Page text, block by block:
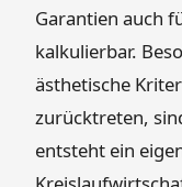
Garantien auch
kalkulierbar.
ästhetische
zurücktreten,
entsteht ein